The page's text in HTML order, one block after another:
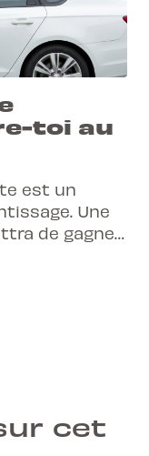
toi au
est un
Une
de gagner
cet